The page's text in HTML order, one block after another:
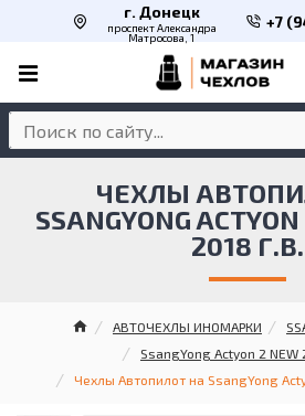
г. Донецк
проспект Александра
Матросова, 1
+7
АВТОЧЕХЛЫ ИНОМАРКИ
SsangYong Actyon 2 NEW
Чехлы Автопилот на SsangYong
ЧЕХЛЫ
SSANGYONG
2018 Г.В.